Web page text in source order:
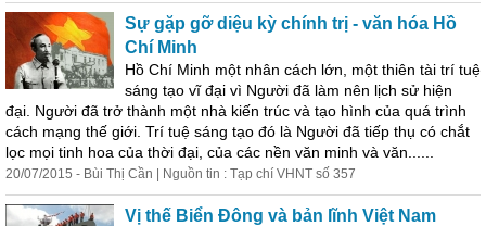
Sự gặp gỡ diệu kỳ chính trị - văn hóa Hồ
Chí Minh
Hồ Chí Minh một nhân cách lớn, một thiên tài trí tuệ
sáng tạo vĩ đại vì Người đã làm nên lịch sử hiện
đại. Người đã trở thành một nhà kiến trúc và tạo hình của quá trình
cách mạng thế giới. Trí tuệ sáng tạo đó là Người đã tiếp thụ có chắt
lọc mọi tinh hoa của thời đại, của các nền văn minh và văn......
20/07/2015 - Bùi Thị Cần | Nguồn tin : Tạp chí VHNT số 357
Vị thế Biển Đông và bản lĩnh Việt Nam